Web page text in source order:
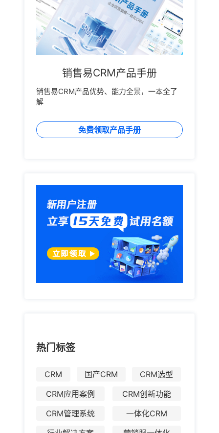
销售易CRM产品手册
销售易CRM产品优势、能力全景，一本全了
解
免费领取产品手册
热门标签
CRM 国产CRM
CRM选型
CRM应用案例
CRM创新功能
CRM管理系统
一体化CRM